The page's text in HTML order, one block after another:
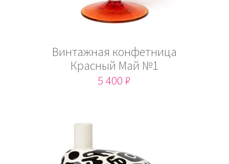
Винтажная конфетница
Красный Май №1
5 400 ₽